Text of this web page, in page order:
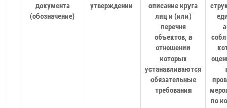
документа
(обозначение)
утверждении
описание круга
лиц и (или)
перечня
объектов, в
отношении
которых
устанавливаются
обязательные
требования
по